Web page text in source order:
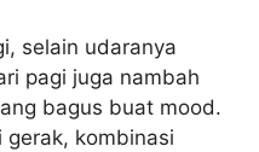
selain udaranya
pagi juga nambah
bagus buat mood.
gerak, kombinasi